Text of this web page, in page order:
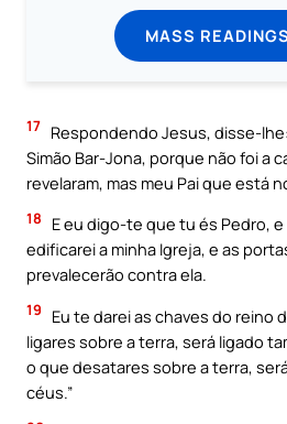
MASS
17 Respondendo Jesus, disse-
Simão Bar-Jona, porque não foi a
revelaram, mas meu Pai que está
18
E eu digo-te que tu és Pedro,
edificarei a minha Igreja, e as
prevalecerão contra ela.
19
Eu te darei as chaves do reino
ligares sobre a terra, será ligado
o que desatares sobre a terra,
céus.”